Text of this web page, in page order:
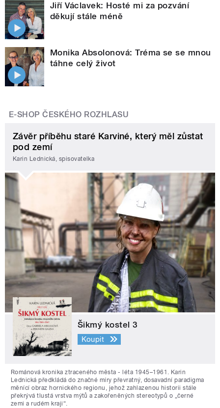
Jiří Václavek: Hosté mi za pozvání
děkují stále méně
Monika Absolonová: Tréma se se mnou
táhne celý život
E-SHOP ČESKÉHO ROZHLASU
Závěr příběhu staré Karviné, který měl zůstat
pod zemí
Karin Lednická, spisovatelka
Šikmý kostel 3
Koupit
Románová kronika ztraceného města - léta 1945–1961. Karin
Lednická předkládá do značné míry převratný, dosavadní paradigma
měnící obraz hornického regionu, jehož zahlazenou historii stále
překrývá tlustá vrstva mýtů a zakořeněných stereotypů o „černé
zemi a rudém kraji“.